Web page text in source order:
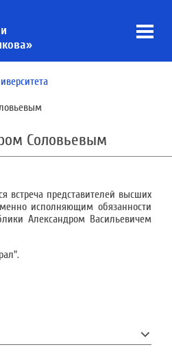
Соловьевым
встреча представителей высших
исполняющим обязанности
Александром Васильевичем